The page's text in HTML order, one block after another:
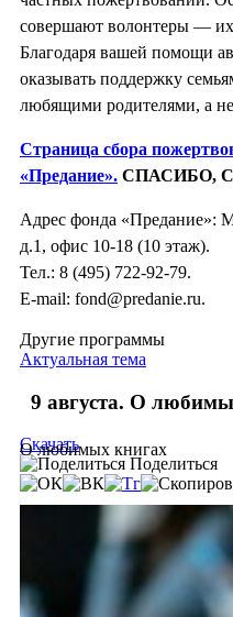
совершают волонтеры — их
Благодаря вашей помощи
оказывать поддержку
любящими родителями, а
Страница сбора
«Предание». СПАСИБО,
Адрес фонда «Предание»:
д.1, офис 10-18 (10 этаж).
Тел.: 8 (495) 722-92-79.
E-mail: fond@predanie.ru.
Другие программы
Актуальная тема
9 августа. О
О любимых книгах
Скачать
Поделиться